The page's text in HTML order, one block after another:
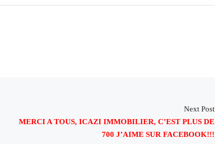
Next Post
MERCI A TOUS, ICAZI IMMOBILIER, C’EST PLUS DE
700 J’AIME SUR FACEBOOK!!!